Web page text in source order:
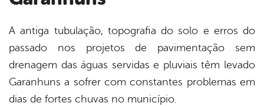
A antiga tubulação, topografia do solo e erros do
passado nos projetos de pavimentação sem
drenagem das águas servidas e pluviais têm levado
Garanhuns a sofrer com constantes problemas em
dias de fortes chuvas no município.